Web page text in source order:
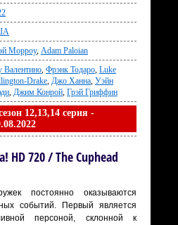
Морроу, Adam Paloian
Валентино, Фрэнк Тодаро, Luke
Drake, Джо Ханна, Уэйн
, Джим Конрой, Грэй Гриффин
12,13,14 серия -
720 / The Cuphead
постоянно оказываются
событий. Первый является
персоной, склонной к